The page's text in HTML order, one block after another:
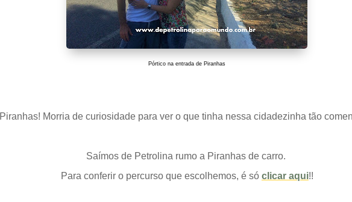
Pórtico na entrada de Piranhas
Piranhas! Morria de curiosidade para ver o que tinha nessa cidadezinha tão
Saímos de Petrolina rumo a Piranhas de carro.
Para conferir o percurso que escolhemos, é só clicar aqui!!